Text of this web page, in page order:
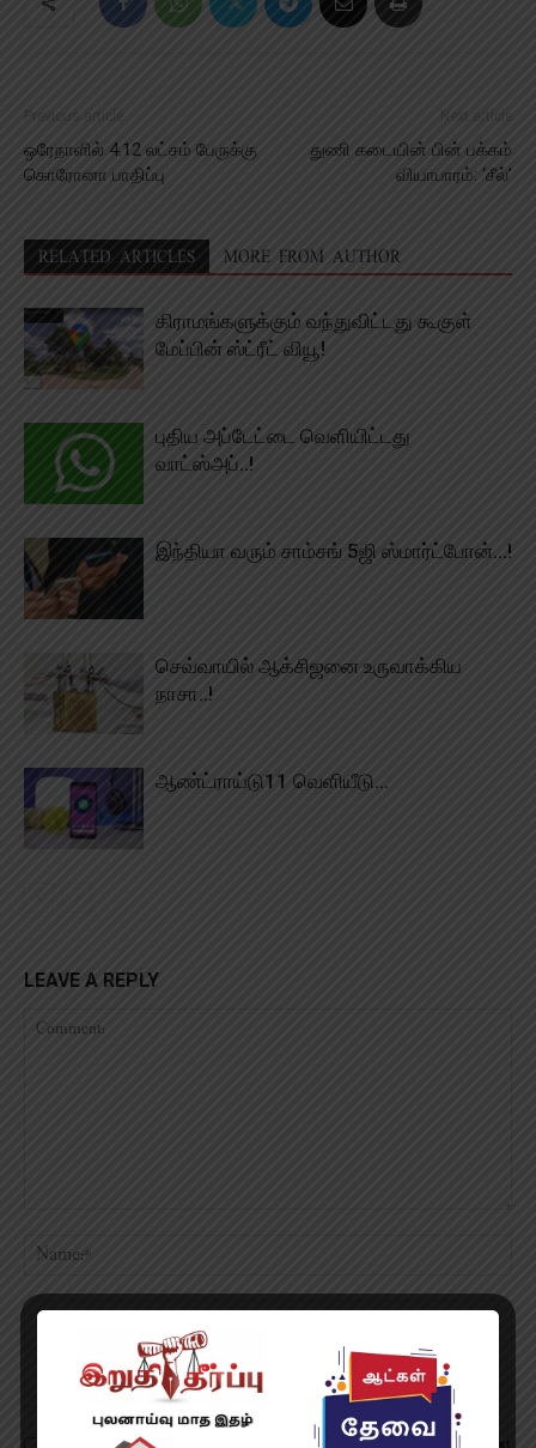
Previous article
ஒரேநாளில் 4.12 லட்சம் பேருக்கு
கொரோனா பாதிப்பு
Next article
துணி கடையின் பின் பக்கம்
வியாபாரம்: ‘சீல்’
RELATED ARTICLES MORE FROM AUTHOR
கிராமங்களுக்கும் வந்துவிட்டது கூகுள்
மேப்பின் ஸ்ட்ரீட் வியூ!
புதிய அப்டேட்டை வெளியிட்டது
வாட்ஸ்அப்..!
இந்தியா வரும் சாம்சங் 5ஜி ஸ்மார்ட்போன்…!
செவ்வாயில் ஆக்சிஜனை உருவாக்கிய
நாசா..!
ஆண்ட்ராய்டு11 வெளியீடு…
LEAVE A REPLY